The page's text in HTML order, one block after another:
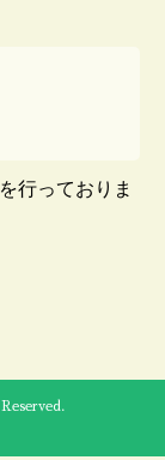
行っておりま